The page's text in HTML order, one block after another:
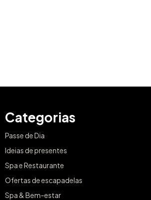
Categorias
Passe de Dia
Ideias de presentes
Spa e Restaurante
Ofertas de escapadelas
Spa & Bem-estar